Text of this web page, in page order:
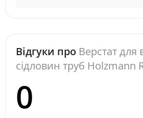
Відгуки про Верстат для
сідловин труб Holzmann
0